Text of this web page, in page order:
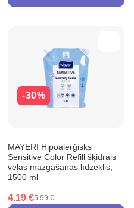
-30%
MAYERI Hipoalerģisks
Sensitive Color Refill šķidrais
veļas mazgāšanas līdzeklis,
1500 ml
4.19 €5.99 €